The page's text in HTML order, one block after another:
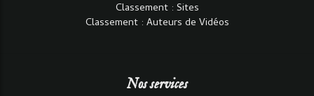
Classement : Sites
Classement : Auteurs de Vidéos
Nos services